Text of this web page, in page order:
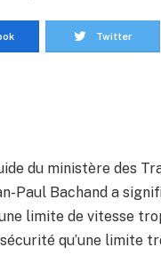
Twitter
du ministère des
Paul Bachand a
limite de vitesse
qu’une limite